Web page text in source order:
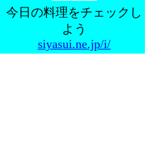
今日の料理をチェックし
よう
siyasui.ne.jp/i/